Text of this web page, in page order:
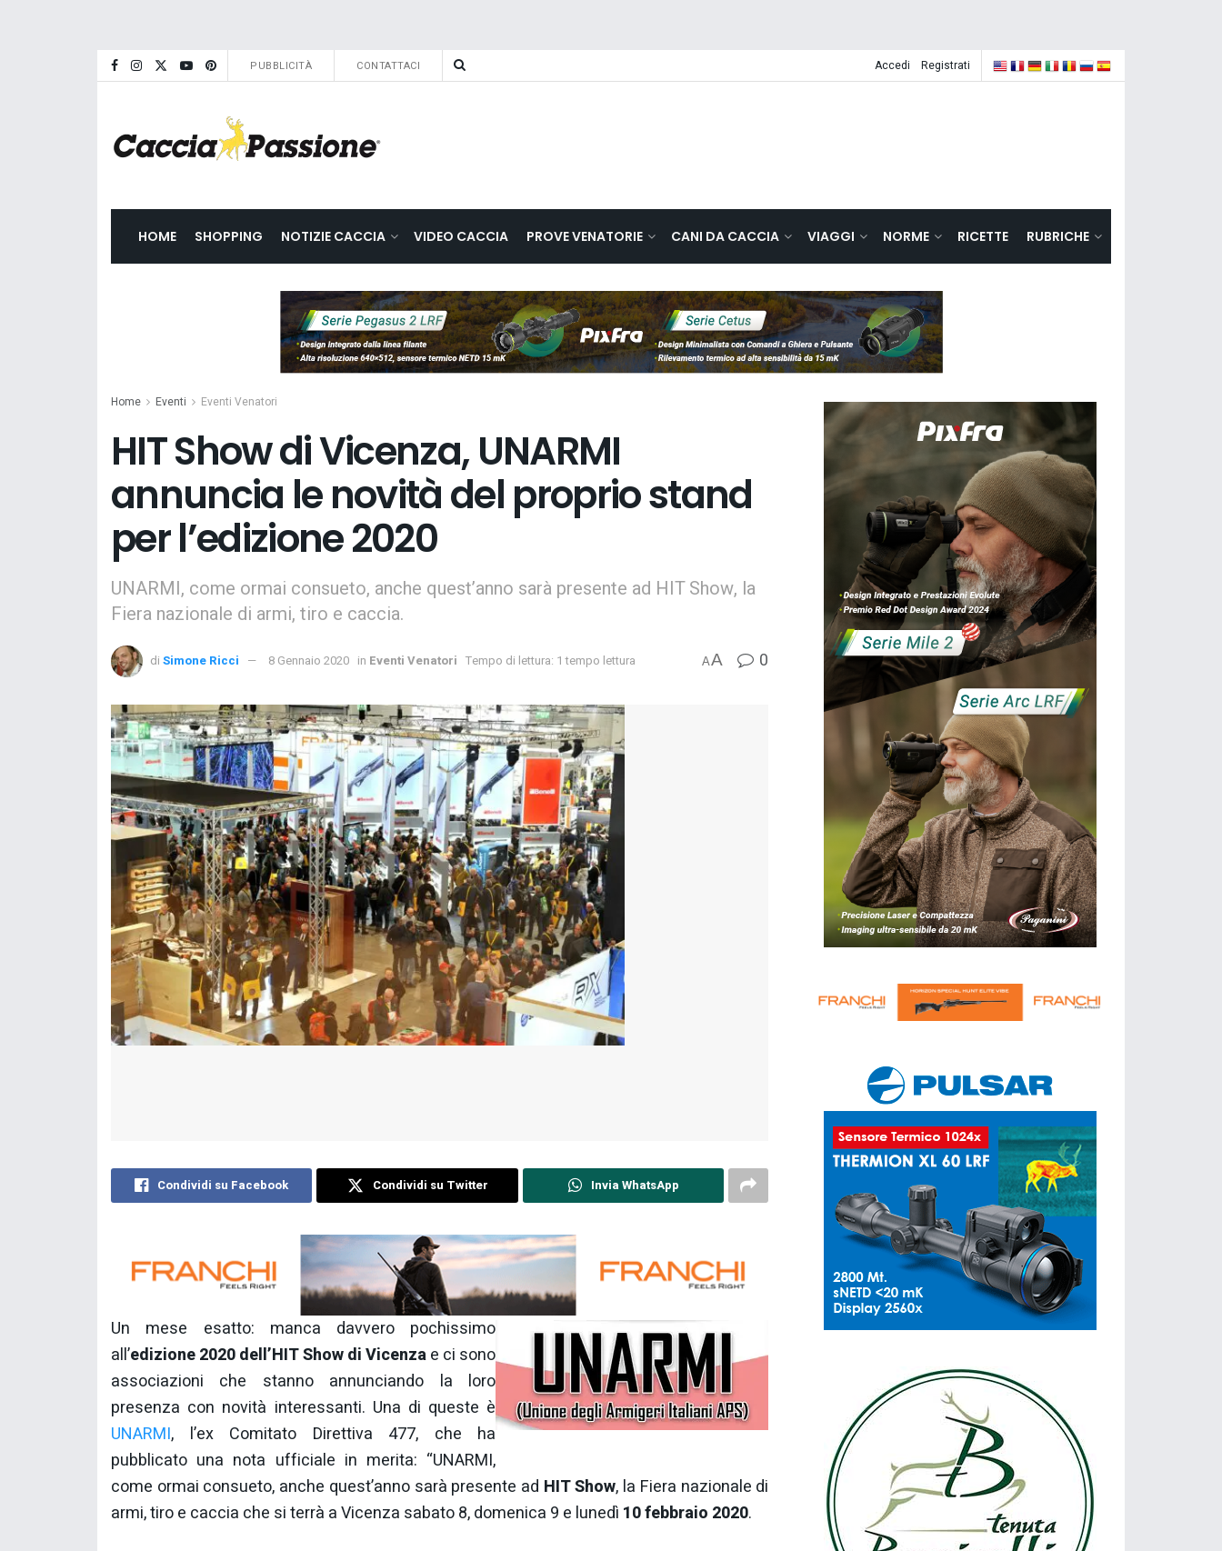
PUBBLICITÀ CONTATTACI Accedi Registrati
HOME SHOPPING NOTIZIE CACCIA VIDEO CACCIA PROVE VENATORIE CANI DA CACCIA VIAGGI NORME RICETTE RUBRICHE
Home Eventi Eventi Venatori
HIT Show di Vicenza, UNARMI
annuncia le novità del proprio stand
per l’edizione 2020
UNARMI, come ormai consueto, anche quest’anno sarà presente ad HIT Show, la
Fiera nazionale di armi, tiro e caccia.
di Simone Ricci 8 Gennaio 2020 in Eventi Venatori Tempo di lettura: 1 tempo lettura AA 0
Condividi su Facebook Condividi su Twitter Invia WhatsApp
Un mese esatto: manca davvero pochissimo
all’edizione 2020 dell’HIT Show di Vicenzae ci sono
associazioni che stanno annunciando la loro
presenza con novità interessanti. Una di queste è
UNARMI, l’ex Comitato Direttiva 477, che ha
pubblicato una nota ufficiale in merita: “UNARMI,
come ormai consueto, anche quest’anno sarà presente ad HIT Show, la Fiera nazionale di
armi, tiro e caccia che si terrà a Vicenza sabato 8, domenica 9 e lunedì 10 febbraio 2020.